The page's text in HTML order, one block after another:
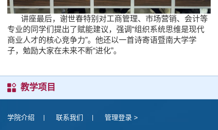
讲座最后，谢世春特别对工商管理、市场营销、会计等
专业的同学们提出了赋能建议，强调“组织系统思维是现代
商业人才的核心竞争力”。他还以一首诗寄语暨南大学学
子，勉励大家在未来不断“进化”。
教学项目
学院介绍 联系我们 管理登录 >